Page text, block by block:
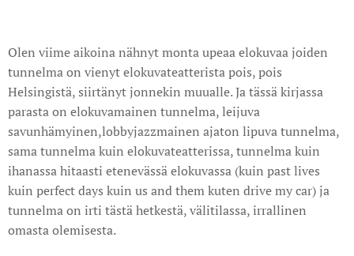
Olen viime aikoina nähnyt monta upeaa elokuvaa joiden
tunnelma on vienyt elokuvateatterista pois, pois
Helsingistä, siirtänyt jonnekin muualle. Ja tässä kirjassa
parasta on elokuvamainen tunnelma, leijuva
savunhämyinen,lobbyjazzmainen ajaton lipuva tunnelma,
sama tunnelma kuin elokuvateatterissa, tunnelma kuin
ihanassa hitaasti etenevässä elokuvassa (kuin past lives
kuin perfect days kuin us and them kuten drive my car) ja
tunnelma on irti tästä hetkestä, välitilassa, irrallinen
omasta olemisesta.